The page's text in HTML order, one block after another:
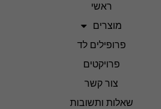
ראשי
מוצרים
פרופילים לד
פרויקטים
צור קשר
שאלות ותשובות